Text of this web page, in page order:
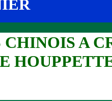
CHINOIS A